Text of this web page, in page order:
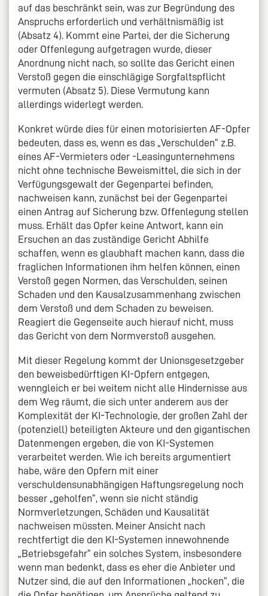
auf das beschränkt sein, was zur Begründung des
Anspruchs erforderlich und verhältnismäßig ist
(Absatz 4). Kommt eine Partei, der die Sicherung
oder Offenlegung aufgetragen wurde, dieser
Anordnung nicht nach, so sollte das Gericht einen
Verstoß gegen die einschlägige Sorgfaltspflicht
vermuten (Absatz 5). Diese Vermutung kann
allerdings widerlegt werden.
Konkret würde dies für einen motorisierten AF-Opfer
bedeuten, dass es, wenn es das „Verschulden“ z.B.
eines AF-Vermieters oder -Leasingunternehmens
nicht ohne technische Beweismittel, die sich in der
Verfügungsgewalt der Gegenpartei befinden,
nachweisen kann, zunächst bei der Gegenpartei
einen Antrag auf Sicherung bzw. Offenlegung stellen
muss. Erhält das Opfer keine Antwort, kann ein
Ersuchen an das zuständige Gericht Abhilfe
schaffen, wenn es glaubhaft machen kann, dass die
fraglichen Informationen ihm helfen können, einen
Verstoß gegen Normen, das Verschulden, seinen
Schaden und den Kausalzusammenhang zwischen
dem Verstoß und dem Schaden zu beweisen.
Reagiert die Gegenseite auch hierauf nicht, muss
das Gericht von dem Normverstoß ausgehen.
Mit dieser Regelung kommt der Unionsgesetzgeber
den beweisbedürftigen KI-Opfern entgegen,
wenngleich er bei weitem nicht alle Hindernisse aus
dem Weg räumt, die sich unter anderem aus der
Komplexität der KI-Technologie, der großen Zahl der
(potenziell) beteiligten Akteure und den gigantischen
Datenmengen ergeben, die von KI-Systemen
verarbeitet werden. Wie ich bereits argumentiert
habe, wäre den Opfern mit einer
verschuldensunabhängigen Haftungsregelung noch
besser „geholfen“, wenn sie nicht ständig
Normverletzungen, Schäden und Kausalität
nachweisen müssten. Meiner Ansicht nach
rechtfertigt die den KI-Systemen innewohnende
„Betriebsgefahr“ ein solches System, insbesondere
wenn man bedenkt, dass es eher die Anbieter und
Nutzer sind, die auf den Informationen „hocken“, die